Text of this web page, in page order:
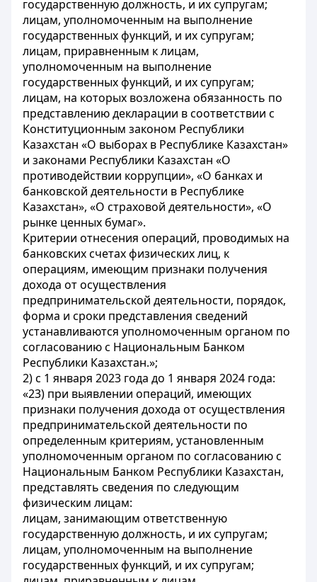
государственную должность, и их супругам;
лицам, уполномоченным на выполнение
государственных функций, и их супругам;
лицам, приравненным к лицам,
уполномоченным на выполнение
государственных функций, и их супругам;
лицам, на которых возложена обязанность по
представлению декларации в соответствии с
Конституционным законом Республики
Казахстан «О выборах в Республике Казахстан»
и законами Республики Казахстан «О
противодействии коррупции», «О банках и
банковской деятельности в Республике
Казахстан», «О страховой деятельности», «О
рынке ценных бумаг».
Критерии отнесения операций, проводимых на
банковских счетах физических лиц, к
операциям, имеющим признаки получения
дохода от осуществления
предпринимательской деятельности, порядок,
форма и сроки представления сведений
устанавливаются уполномоченным органом по
согласованию с Национальным Банком
Республики Казахстан.»;
2) с 1 января 2023 года до 1 января 2024 года:
«23) при выявлении операций, имеющих
признаки получения дохода от осуществления
предпринимательской деятельности по
определенным критериям, установленным
уполномоченным органом по согласованию с
Национальным Банком Республики Казахстан,
представлять сведения по следующим
физическим лицам:
лицам, занимающим ответственную
государственную должность, и их супругам;
лицам, уполномоченным на выполнение
государственных функций, и их супругам;